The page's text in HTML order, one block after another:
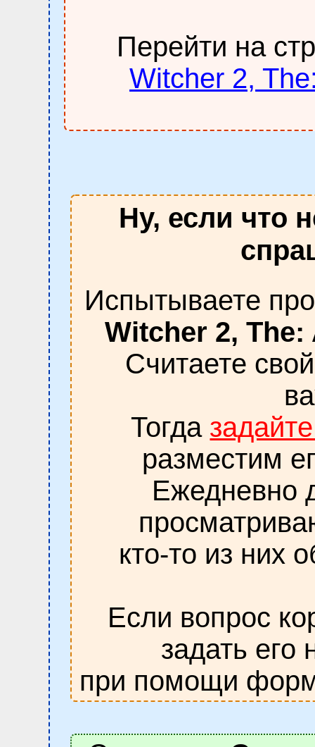
Перейти на
Witcher 2,
Ну, если что
Испытываете
Witcher 2,
Считаете
Тогда
разместим
Ежедневно
кто-то из них
Если вопрос
задать его
при помощи